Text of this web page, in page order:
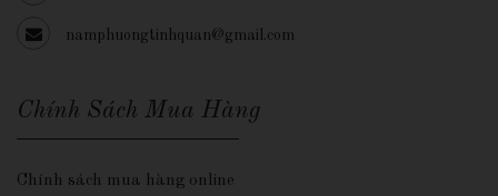
namphuongtinhquan@gmail.com
Chính Sách Mua Hàng
Chính sách mua hàng online